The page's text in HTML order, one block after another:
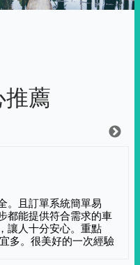
薦
。且訂單系統簡單易
都能提供符合需求的車
讓人十分安心。重點
多。很美好的一次經驗